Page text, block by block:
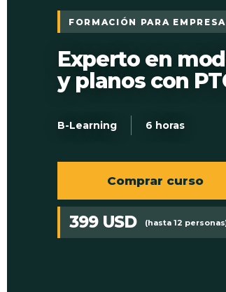
FORMACIÓN PARA
Experto en
y planos con
B-Learning 6 horas
Comprar curso
399 USD (hasta 12